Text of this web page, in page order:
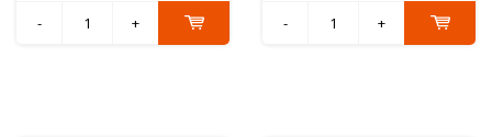
- + - +